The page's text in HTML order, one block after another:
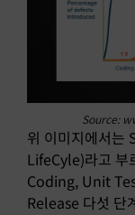
Source:
위 이미지에서
LifeCyle)라고 부
Coding, Unit
Release 다섯 단